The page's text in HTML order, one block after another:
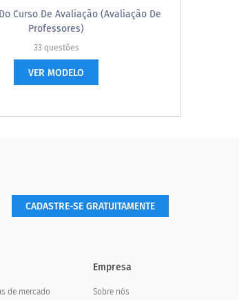
Curso De Avaliação (Avaliação De
Professores)
33 questões
VER MODELO
CADASTRE-SE GRATUITAMENTE
de mercado
Empresa
Sobre nós